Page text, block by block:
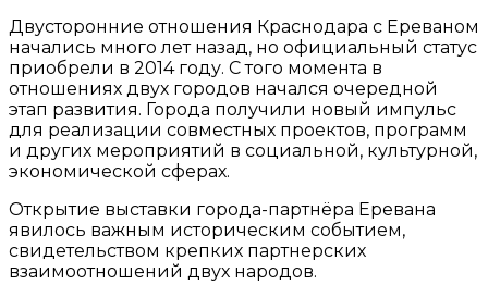
Двусторонние отношения Краснодара с Ереваном
начались много лет назад, но официальный статус
приобрели в 2014 году. С того момента в
отношениях двух городов начался очередной
этап развития. Города получили новый импульс
для реализации совместных проектов, программ
и других мероприятий в социальной, культурной,
экономической сферах.
Открытие выставки города-партнёра Еревана
явилось важным историческим событием,
свидетельством крепких партнерских
взаимоотношений двух народов.